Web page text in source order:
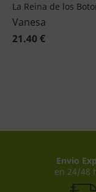
La Reina de los
Vanesa
21.40 €
Envio
en 24/48